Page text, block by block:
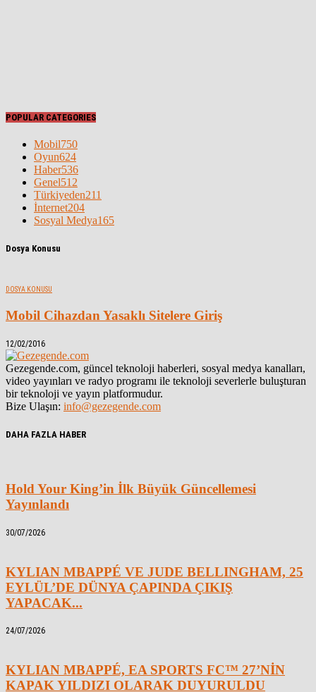
POPULAR CATEGORIES
Mobil750
Oyun624
Haber536
Genel512
Türkiyeden211
İnternet204
Sosyal Medya165
Dosya Konusu
DOSYA KONUSU
Mobil Cihazdan Yasaklı Sitelere Giriş
12/02/2016
Gezegende.com, güncel teknoloji haberleri, sosyal medya kanalları,
video yayınları ve radyo programı ile teknoloji severlerle buluşturan
bir teknoloji ve yayın platformudur.
Bize Ulaşın: info@gezegende.com
DAHA FAZLA HABER
Hold Your King’in İlk Büyük Güncellemesi
Yayınlandı
30/07/2026
KYLIAN MBAPPÉ VE JUDE BELLINGHAM, 25
EYLÜL’DE DÜNYA ÇAPINDA ÇIKIŞ
YAPACAK...
24/07/2026
KYLIAN MBAPPÉ, EA SPORTS FC™ 27’NİN
KAPAK YILDIZI OLARAK DUYURULDU